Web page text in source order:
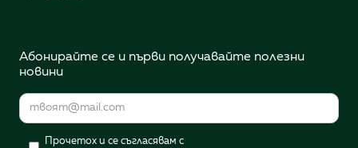
Абонирайте се и първи получавайте полезни
новини
Прочетох и се съгласявам с